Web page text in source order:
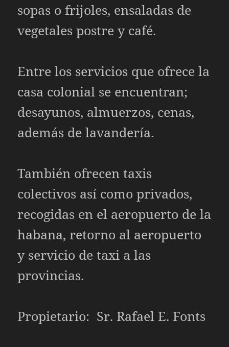
sopas o frijoles, ensaladas de
vegetales postre y café.
Entre los servicios que ofrece la
casa colonial se encuentran;
desayunos, almuerzos, cenas,
además de lavandería.
También ofrecen taxis
colectivos así como privados,
recogidas en el aeropuerto de la
habana, retorno al aeropuerto
y servicio de taxi a las
provincias.
Propietario: Sr. Rafael E. Fonts